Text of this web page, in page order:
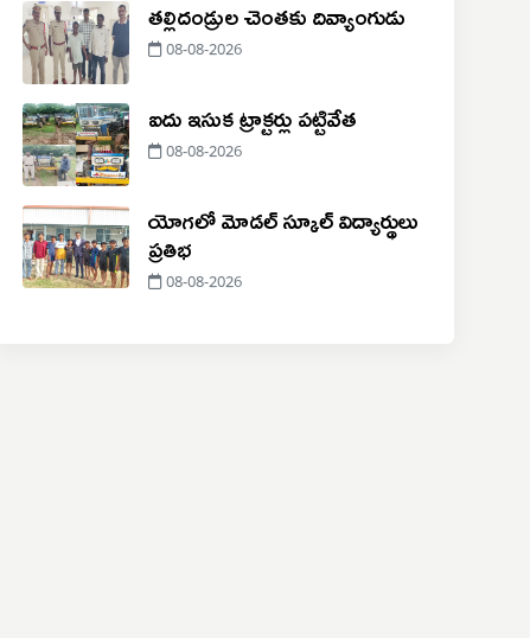
తల్లిదండ్రుల చెంతకు దివ్యాంగుడు
08-08-2026
ఐదు ఇసుక ట్రాక్టర్లు పట్టివేత
08-08-2026
యోగలో మోడల్ స్కూల్ విద్యార్థులు
ప్రతిభ
08-08-2026